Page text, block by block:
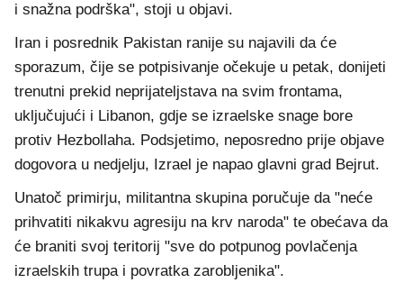
i snažna podrška", stoji u objavi.
Iran i posrednik Pakistan ranije su najavili da će
sporazum, čije se potpisivanje očekuje u petak, donijeti
trenutni prekid neprijateljstava na svim frontama,
uključujući i Libanon, gdje se izraelske snage bore
protiv Hezbollaha. Podsjetimo, neposredno prije objave
dogovora u nedjelju, Izrael je napao glavni grad Bejrut.
Unatoč primirju, militantna skupina poručuje da "neće
prihvatiti nikakvu agresiju na krv naroda" te obećava da
će braniti svoj teritorij "sve do potpunog povlačenja
izraelskih trupa i povratka zarobljenika".